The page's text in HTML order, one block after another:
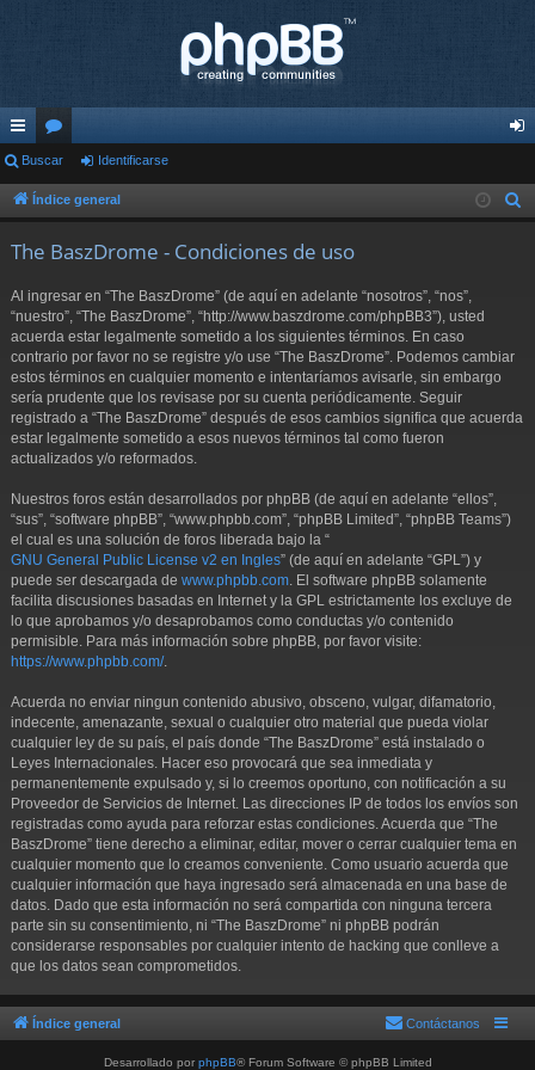
nl
ac
pi
do
s
or
os nti
Buscar Identificarse
Índice general
The BaszDrome - Condiciones de uso
Al ingresar en “The BaszDrome” (de aquí en adelante “nosotros”, “nos”,
“nuestro”, “The BaszDrome”, “http://www.baszdrome.com/phpBB3”), usted
acuerda estar legalmente sometido a los siguientes términos. En caso
contrario por favor no se registre y/o use “The BaszDrome”. Podemos cambiar
estos términos en cualquier momento e intentaríamos avisarle, sin embargo
sería prudente que los revisase por su cuenta periódicamente. Seguir
registrado a “The BaszDrome” después de esos cambios significa que acuerda
estar legalmente sometido a esos nuevos términos tal como fueron
actualizados y/o reformados.
Nuestros foros están desarrollados por phpBB (de aquí en adelante “ellos”,
“sus”, “software phpBB”, “www.phpbb.com”, “phpBB Limited”, “phpBB Teams”)
el cual es una solución de foros liberada bajo la “
GNU General Public License v2 en Ingles” (de aquí en adelante “GPL”) y
puede ser descargada de www.phpbb.com . El software phpBB solamente
facilita discusiones basadas en Internet y la GPL estrictamente los excluye de
lo que aprobamos y/o desaprobamos como conductas y/o contenido
permisible. Para más información sobre phpBB, por favor visite:
https://www.phpbb.com/.
Acuerda no enviar ningun contenido abusivo, obsceno, vulgar, difamatorio,
indecente, amenazante, sexual o cualquier otro material que pueda violar
cualquier ley de su país, el país donde “The BaszDrome” está instalado o
Leyes Internacionales. Hacer eso provocará que sea inmediata y
permanentemente expulsado y, si lo creemos oportuno, con notificación a su
Proveedor de Servicios de Internet. Las direcciones IP de todos los envíos son
registradas como ayuda para reforzar estas condiciones. Acuerda que “The
BaszDrome” tiene derecho a eliminar, editar, mover o cerrar cualquier tema en
cualquier momento que lo creamos conveniente. Como usuario acuerda que
cualquier información que haya ingresado será almacenada en una base de
datos. Dado que esta información no será compartida con ninguna tercera
parte sin su consentimiento, ni “The BaszDrome” ni phpBB podrán
considerarse responsables por cualquier intento de hacking que conlleve a
que los datos sean comprometidos.
Índice general Contáctanos
Desarrollado por phpBB® Forum Software © phpBB Limited